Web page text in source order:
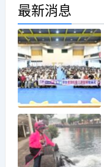
最新消息